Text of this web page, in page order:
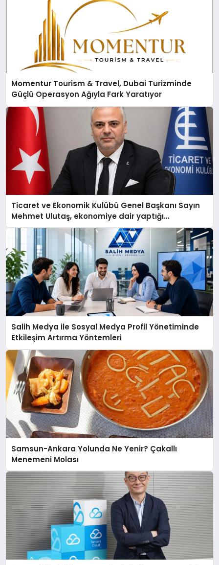
Momentur Tourism & Travel, Dubai Turizminde
Güçlü Operasyon Ağıyla Fark Yaratıyor
Ticaret ve Ekonomik Kulübü Genel Başkanı Sayın
Mehmet Ulutaş, ekonomiye dair yaptığı
açıklamada şunları kaydetti:
Salih Medya ile Sosyal Medya Profil Yönetiminde
Etkileşim Artırma Yöntemleri
Samsun-Ankara Yolunda Ne Yenir? Çakallı
Menemeni Molası